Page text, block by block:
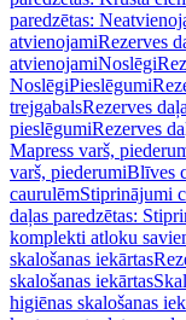
paredzētas:
atvienojamiRezerves
atvienojamiNoslēgi
NoslēgiPieslēgumi
trejgabalsRezerves
pieslēgumiRezerves
Mapress varš,
varš, piederumiBlīves
caurulēmStiprinājumi
daļas paredzētas:
komplekti atloku
skalošanas iekārtas
skalošanas iekārtas
higiēnas skalošanas